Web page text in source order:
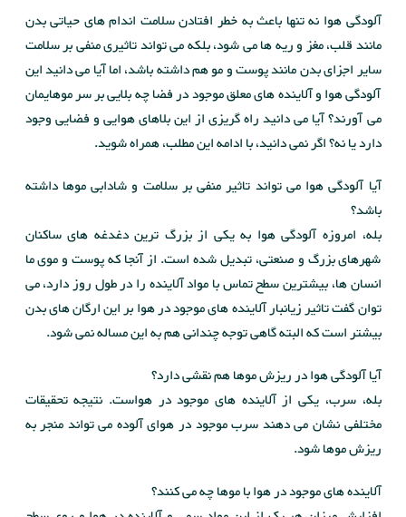
آلودگی هوا نه تنها باعث به خطر افتادن سلامت اندام های حیاتی بدن
مانند قلب، مغز و ریه ها می شود، بلکه می تواند تاثیری منفی بر سلامت
سایر اجزای بدن مانند پوست و مو هم داشته باشد، اما آیا می دانید این
آلودگی هوا و آلاینده های معلق موجود در فضا چه بلایی بر سر موهایمان
می آورند؟ آیا می دانید راه گریزی از این بلاهای هوایی و فضایی وجود
دارد یا نه؟ اگر نمی دانید، با ادامه این مطلب، همراه شوید.
آیا آلودگی هوا می تواند تاثیر منفی بر سلامت و شادابی موها داشته
باشد؟
بله، امروزه آلودگی هوا به یکی از بزرگ ترین دغدغه های ساکنان
شهرهای بزرگ و صنعتی، تبدیل شده است. از آنجا که پوست و موی ما
انسان ها، بیشترین سطح تماس با مواد آلاینده را در طول روز دارد، می
توان گفت تاثیر زیانبار آلاینده های موجود در هوا بر این ارگان های بدن
بیشتر است که البته گاهی توجه چندانی هم به این مساله نمی شود.
آیا آلودگی هوا در ریزش موها هم نقشی دارد؟
بله، سرب، یکی از آلاینده های موجود در هواست. نتیجه تحقیقات
مختلفی نشان می دهند سرب موجود در هوای آلوده می تواند منجر به
ریزش موها شود.
آلاینده های موجود در هوا با موها چه می کنند؟